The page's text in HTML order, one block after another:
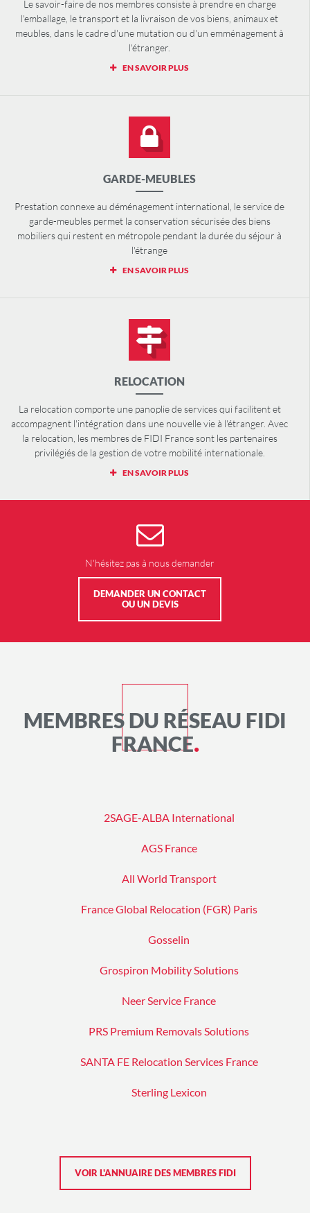
Le savoir-faire de nos membres consiste à prendre en charge
l'emballage, le transport et la livraison de vos biens, animaux et
meubles, dans le cadre d'une mutation ou d'un emménagement à
l'étranger.
EN SAVOIR PLUS
GARDE-MEUBLES
Prestation connexe au déménagement international, le service de
garde-meubles permet la conservation sécurisée des biens
mobiliers qui restent en métropole pendant la durée du séjour à
l'étrange
EN SAVOIR PLUS
RELOCATION
La relocation comporte une panoplie de services qui facilitent et
accompagnent l'intégration dans une nouvelle vie à l'étranger. Avec
la relocation, les membres de FIDI France sont les partenaires
privilégiés de la gestion de votre mobilité internationale.
EN SAVOIR PLUS
N'hésitez pas à nous demander
DEMANDER UN CONTACT
OU UN DEVIS
MEMBRES DU RÉSEAU FIDI
FRANCE
2SAGE-ALBA International
AGS France
All World Transport
France Global Relocation (FGR) Paris
Gosselin
Grospiron Mobility Solutions
Neer Service France
PRS Premium Removals Solutions
SANTA FE Relocation Services France
Sterling Lexicon
VOIR L'ANNUAIRE DES MEMBRES FIDI